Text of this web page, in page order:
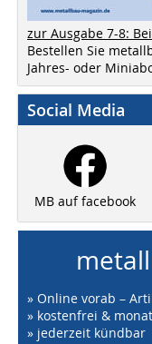
zur Ausgabe 7-8:
Bestellen Sie
Jahres- oder
Social Media
MB auf facebook
» Online vorab –
» kostenfrei &
» jederzeit kündbar